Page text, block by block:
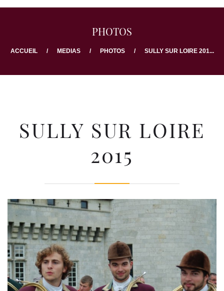
PHOTOS
ACCUEIL MEDIAS PHOTOS SULLY SUR LOIRE 201...
SULLY SUR LOIRE
2015